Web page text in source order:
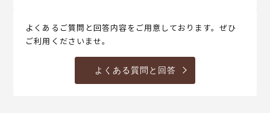
よくあるご質問と回答内容をご用意しております。ぜひ
ご利用くださいませ。
よくある質問と回答